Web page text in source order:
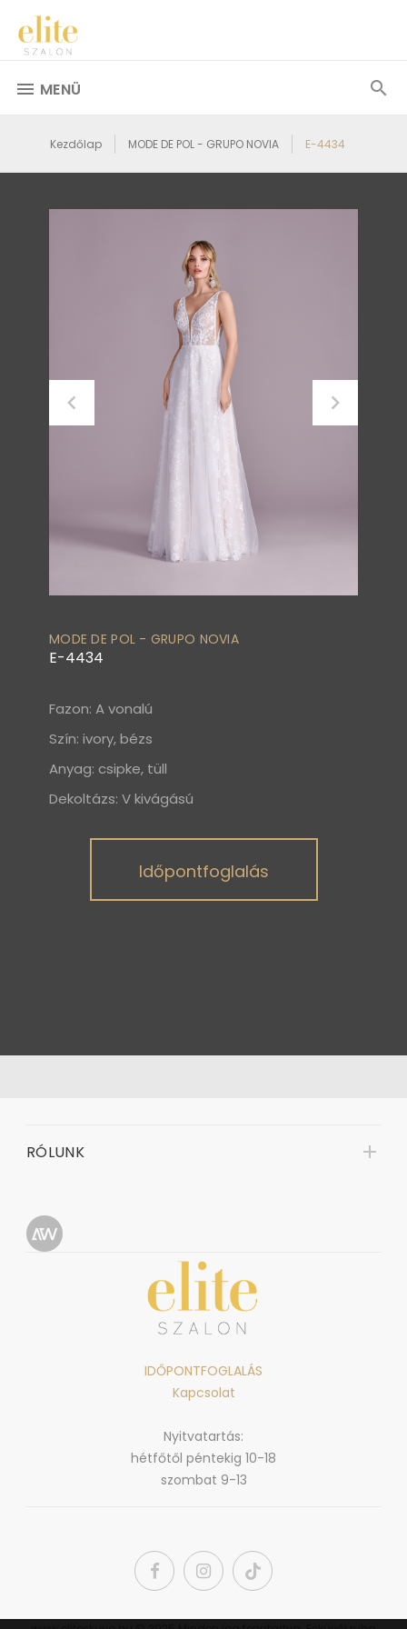
MENÜ
Kezdőlap MODE DE POL - GRUPO NOVIA E-4434
MODE DE POL - GRUPO NOVIA
E-4434
Fazon: A vonalú
Szín: ivory, bézs
Anyag: csipke, tüll
Dekoltázs: V kivágású
Időpontfoglalás
RÓLUNK
IDŐPONTFOGLALÁS
Kapcsolat
Nyitvatartás:
hétfőtől péntekig 10-18
szombat 9-13